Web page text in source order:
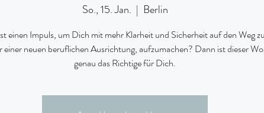
So., 15. Jan.
  |
Berlin
einen Impuls, um Dich mit mehr Klarheit und Sicherheit auf den Weg
einer neuen beruflichen Ausrichtung, aufzumachen? Dann ist dieser
genau das Richtige für Dich.